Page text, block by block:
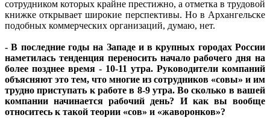
сотрудником которых крайне престижно, а отметка в трудовой
книжке открывает широкие перспективы. Но в Архангельске
подобных коммерческих организаций, думаю, нет.
- В последние годы на Западе и в крупных городах России
наметилась тенденция переносить начало рабочего дня на
более позднее время - 10-11 утра. Руководители компаний
объясняют это тем, что многие из сотрудников «совы» и им
трудно приступать к работе в 8-9 утра. Во сколько в вашей
компании начинается рабочий день? И как вы вообще
относитесь к такой теории «сов» и «жаворонков»?